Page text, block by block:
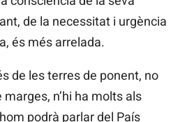
de la necessitat i urgència
és més arrelada.
de les terres de ponent, no
n’hi ha molts als
podrà parlar del País